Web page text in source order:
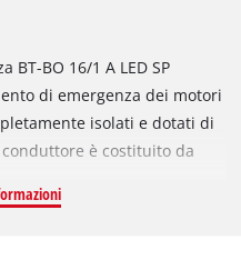
BT-BO 16/1 A LED SP
di emergenza dei motori
isolati e dotati di
è costituito da
da picchi di